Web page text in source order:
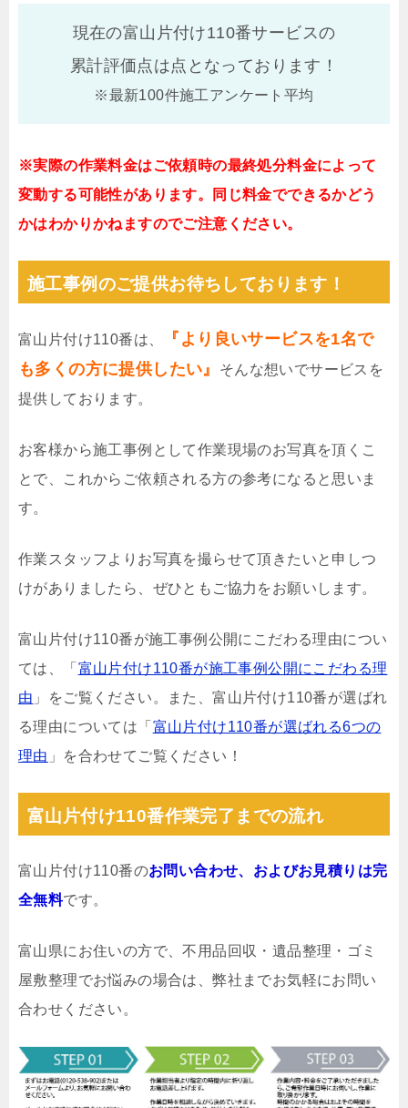
現在の富山片付け110番サービスの
累計評価点は点となっております！
※最新100件施工アンケート平均
※実際の作業料金はご依頼時の最終処分料金によって
変動する可能性があります。同じ料金でできるかどう
かはわかりかねますのでご注意ください。
施工事例のご提供お待ちしております！
富山片付け110番は、
『より良いサービスを1名で
も多くの方に提供したい』
そんな想いでサービスを
提供しております。
お客様から施工事例として作業現場のお写真を頂くこ
とで、これからご依頼される方の参考になると思いま
す。
作業スタッフよりお写真を撮らせて頂きたいと申しつ
けがありましたら、ぜひともご協力をお願いします。
富山片付け110番が施工事例公開にこだわる理由につい
ては、「 富山片付け110番が施工事例公開にこだわる理
由 」をご覧ください。また、富山片付け110番が選ばれ
る理由については「 富山片付け110番が選ばれる6つの
理由 」を合わせてご覧ください！
富山片付け110番作業完了までの流れ
富山片付け110番のお問い合わせ、およびお見積りは完
全無料です。
富山県にお住いの方で、不用品回収・遺品整理・ゴミ
屋敷整理でお悩みの場合は、弊社までお気軽にお問い
合わせください。